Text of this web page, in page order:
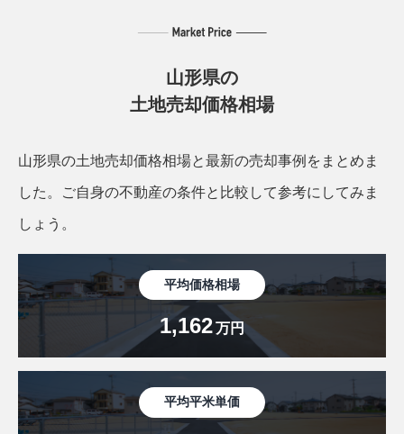
山形県の
土地売却価格相場
山形県の土地売却価格相場と最新の売却事例をまとめま
した。 ご自身の不動産の条件と比較して参考にしてみま
しょう。
平均価格相場
1,162万円
平均平米単価